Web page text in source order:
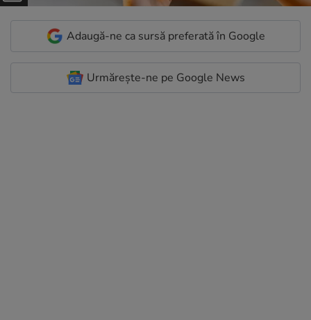
Adaugă-ne ca sursă preferată în Google
Urmărește-ne pe Google News